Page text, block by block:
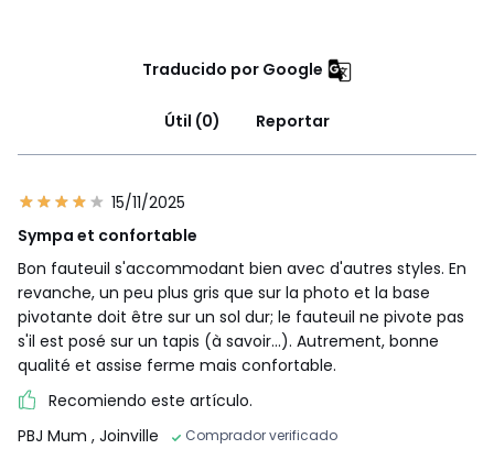
Traducido por Google
Útil (0) Reportar
15/11/2025
Sympa et confortable
Bon fauteuil s'accommodant bien avec d'autres styles. En
revanche, un peu plus gris que sur la photo et la base
pivotante doit être sur un sol dur; le fauteuil ne pivote pas
s'il est posé sur un tapis (à savoir...). Autrement, bonne
qualité et assise ferme mais confortable.
Recomiendo este artículo.
PBJ Mum , Joinville Comprador verificado